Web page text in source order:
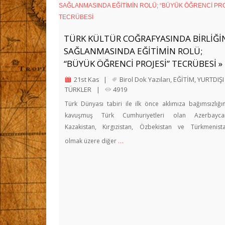
TÜRK KÜLTÜR COĞRAFYASINDA
SAĞLANMASINDA EĞİTİMİN ROLÜ;
“BÜYÜK ÖĞRENCİ PROJESİ” TECRÜBESİ »
21st Kas | Birol Dok Yazıları, EĞİTİM,YURTDIŞI
TÜRKLER
| 4919
Türk Dünyası tabiri ile ilk önce aklımıza
kavuşmuş Türk Cumhuriyetleri olan
Kazakistan, Kırgızistan, Özbekistan ve
olmak üzere diğer …